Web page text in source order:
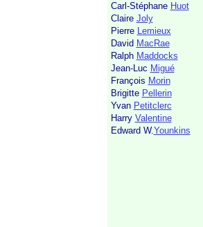
Carl-Stéphane Huot
Claire Joly
Pierre Lemieux
David MacRae
Ralph Maddocks
Jean-Luc Migué
François Morin
Brigitte Pellerin
Yvan Petitclerc
Harry Valentine
Edward W.Younkins